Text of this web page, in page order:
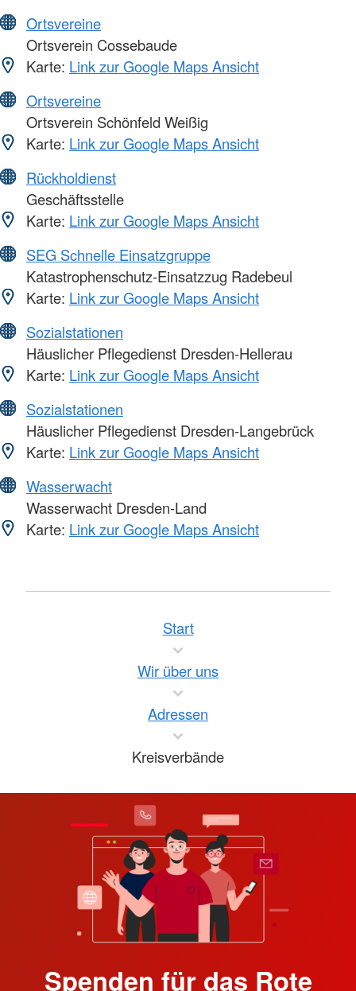
Ortsvereine
Ortsverein Cossebaude
Karte: Link zur Google Maps Ansicht
Ortsvereine
Ortsverein Schönfeld Weißig
Karte: Link zur Google Maps Ansicht
Rückholdienst
Geschäftsstelle
Karte: Link zur Google Maps Ansicht
SEG Schnelle Einsatzgruppe
Katastrophenschutz-Einsatzzug Radebeul
Karte: Link zur Google Maps Ansicht
Sozialstationen
Häuslicher Pflegedienst Dresden-Hellerau
Karte: Link zur Google Maps Ansicht
Sozialstationen
Häuslicher Pflegedienst Dresden-Langebrück
Karte: Link zur Google Maps Ansicht
Wasserwacht
Wasserwacht Dresden-Land
Karte: Link zur Google Maps Ansicht
Start
Wir über uns
Adressen
Kreisverbände
Spenden für das Rote